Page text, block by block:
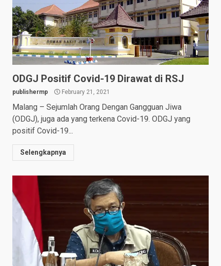
ODGJ Positif Covid-19 Dirawat di RSJ
publishermp February 21, 2021
Malang – Sejumlah Orang Dengan Gangguan Jiwa
(ODGJ), juga ada yang terkena Covid-19. ODGJ yang
positif Covid-19...
Selengkapnya